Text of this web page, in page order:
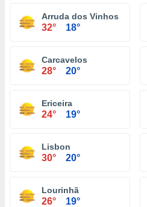
Arruda dos Vinhos
32° 18°
Carcavelos
28° 20°
Ericeira
24° 19°
Lisbon
30° 20°
Lourinhã
26° 19°